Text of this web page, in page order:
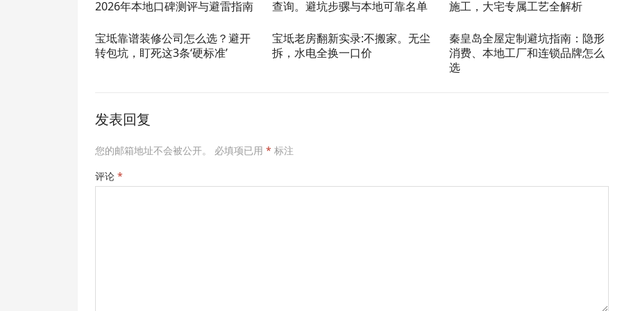
2026年本地口碑测评与避雷指南
查询。避坑步骡与本地可靠名单
施工，大宅专属工艺全解析
宝坻靠谱装修公司怎么选？避开
转包坑，盯死这3条‘硬标准’
宝坻老房翻新实录:不搬家。无尘
拆，水电全换一口价
秦皇岛全屋定制避坑指南：隐形
消费、本地工厂和连锁品牌怎么
选
发表回复
您的邮箱地址不会被公开。 必填项已用 * 标注
评论 *